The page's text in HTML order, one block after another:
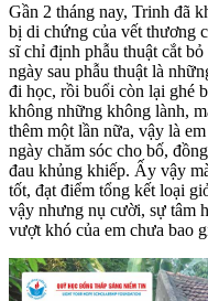
Gần 2 tháng nay, Trinh đã
bị di chứng của vết thương
sĩ chỉ định phẫu thuật cắt
ngày sau phẫu thuật là
đi học, rồi buổi còn lại ghé
không những không lành,
thêm một lần nữa, vậy là
ngày chăm sóc cho bố,
đau khủng khiếp. Ấy vậy
tốt, đạt điểm tổng kết loại
vậy nhưng nụ cười, sự tâm
vượt khó của em chưa bao